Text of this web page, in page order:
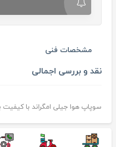
مشخصات فنی
نقد و بررسی اجمالی
سوپاپ هوا جیلی امگراند با کیفیت